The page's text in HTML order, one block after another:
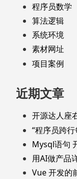
程序员数学
算法逻辑
系统环境
素材网址
项目案例
近期文章
开源达人座
“程序员跨
Mysql语句
用AI做产品
Vue 开发的